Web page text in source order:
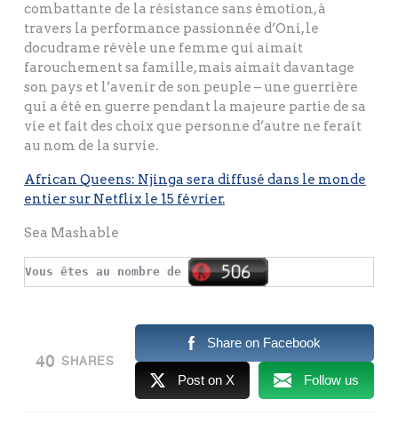
combattante de la résistance sans émotion, à
travers la performance passionnée d’Oni, le
docudrame révèle une femme qui aimait
farouchement sa famille, mais aimait davantage
son pays et l’avenir de son peuple – une guerrière
qui a été en guerre pendant la majeure partie de sa
vie et fait des choix que personne d’autre ne ferait
au nom de la survie.
African Queens: Njinga sera diffusé dans le monde
entier sur Netflix le 15 février.
Sea Mashable
Vous êtes au nombre de
40 SHARES
Share on Facebook
Post on X Follow us